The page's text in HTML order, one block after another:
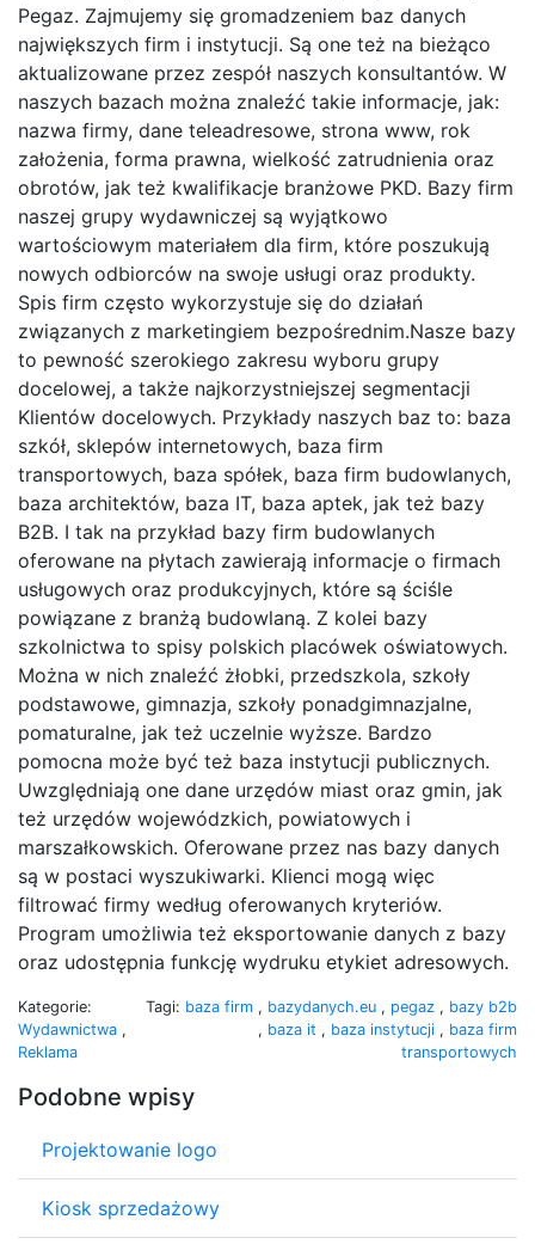
Pegaz. Zajmujemy się gromadzeniem baz danych
największych firm i instytucji. Są one też na bieżąco
aktualizowane przez zespół naszych konsultantów. W
naszych bazach można znaleźć takie informacje, jak:
nazwa firmy, dane teleadresowe, strona www, rok
założenia, forma prawna, wielkość zatrudnienia oraz
obrotów, jak też kwalifikacje branżowe PKD. Bazy firm
naszej grupy wydawniczej są wyjątkowo
wartościowym materiałem dla firm, które poszukują
nowych odbiorców na swoje usługi oraz produkty.
Spis firm często wykorzystuje się do działań
związanych z marketingiem bezpośrednim.Nasze bazy
to pewność szerokiego zakresu wyboru grupy
docelowej, a także najkorzystniejszej segmentacji
Klientów docelowych. Przykłady naszych baz to: baza
szkół, sklepów internetowych, baza firm
transportowych, baza spółek, baza firm budowlanych,
baza architektów, baza IT, baza aptek, jak też bazy
B2B. I tak na przykład bazy firm budowlanych
oferowane na płytach zawierają informacje o firmach
usługowych oraz produkcyjnych, które są ściśle
powiązane z branżą budowlaną. Z kolei bazy
szkolnictwa to spisy polskich placówek oświatowych.
Można w nich znaleźć żłobki, przedszkola, szkoły
podstawowe, gimnazja, szkoły ponadgimnazjalne,
pomaturalne, jak też uczelnie wyższe. Bardzo
pomocna może być też baza instytucji publicznych.
Uwzględniają one dane urzędów miast oraz gmin, jak
też urzędów wojewódzkich, powiatowych i
marszałkowskich. Oferowane przez nas bazy danych
są w postaci wyszukiwarki. Klienci mogą więc
filtrować firmy według oferowanych kryteriów.
Program umożliwia też eksportowanie danych z bazy
oraz udostępnia funkcję wydruku etykiet adresowych.
Kategorie:
Wydawnictwa ,
Reklama
Tagi: baza firm , bazydanych.eu , pegaz , bazy b2b
, baza it , baza instytucji , baza firm
transportowych
Podobne wpisy
Projektowanie logo
Kiosk sprzedażowy